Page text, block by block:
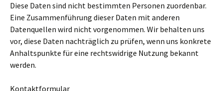
Diese Daten sind nicht bestimmten Personen zuordenbar.
Eine Zusammenführung dieser Daten mit anderen
Datenquellen wird nicht vorgenommen. Wir behalten uns
vor, diese Daten nachträglich zu prüfen, wenn uns konkrete
Anhaltspunkte für eine rechtswidrige Nutzung bekannt
werden.
Kontaktformular